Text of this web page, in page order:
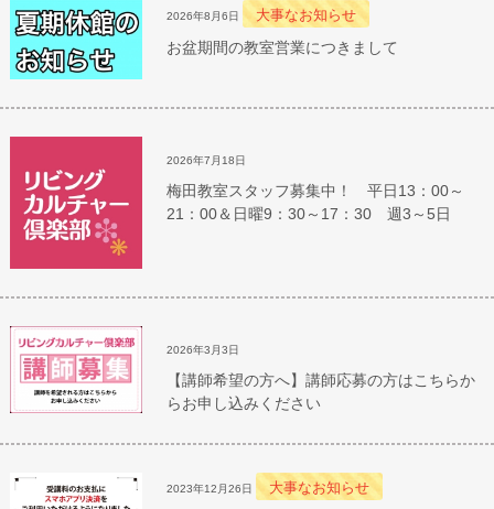
2026年8月6日 大事なお知らせ
お盆期間の教室営業につきまして
2026年7月18日
梅田教室スタッフ募集中！ 平日13：00～
21：00＆日曜9：30～17：30 週3～5日
2026年3月3日
【講師希望の方へ】講師応募の方はこちらか
らお申し込みください
2023年12月26日 大事なお知らせ